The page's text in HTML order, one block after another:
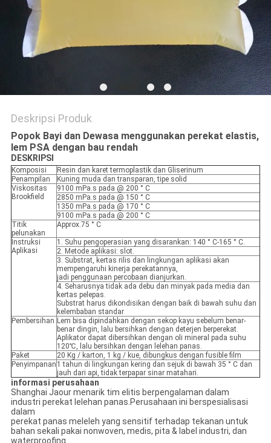
Deskripsi Produk
Popok Bayi dan Dewasa menggunakan perekat elastis,
lem PSA dengan bau rendah
DESKRIPSI
Komposisi
Resin dan karet termoplastik dan Gliserinum
Penampilan
Kuning muda dan transparan, tipe solid
Viskositas
Brookfield
9100 mPa.s pada @ 200 ° C
2850 mPa.s pada @ 150 ° C
1350 mPa.s pada @ 170 ° C
9100 mPa.s pada @ 200 ° C
Titik
pelunakan
Approx.75 ° C
Instruksi
Aplikasi
1. Suhu pengoperasian yang disarankan: 140 ° C-165 ° C.
2. Metode aplikasi: slot.
3. Substrat, kertas rilis dan lingkungan aplikasi akan
mempengaruhi kinerja perekatannya,
jadi penggunaan percobaan dianjurkan.
4. Seharusnya tidak ada debu dan minyak pada media dan
kertas pelepas.
Substrat harus dikondisikan dengan baik di bawah suhu dan
kelembaban standar
Pembersihan Lem bisa dipindahkan dengan sekop kayu sebelum benar-
benar dingin, lalu bersihkan dengan deterjen berperekat.
Aplikator dapat dibersihkan dengan oli mineral pada suhu
120℃, lalu bersihkan dengan lelehan panas.
Paket
20 Kg / karton, 1 kg / kue, dibungkus dengan fusible film
Penyimpanan 1 tahun di lingkungan kering dan sejuk di bawah 35 ° C dan
jauh dari api, tidak terpapar sinar matahari.
informasi perusahaan
Shanghai Jaour menarik tim elitis berpengalaman dalam
industri perekat lelehan panas.Perusahaan ini berspesialisasi
dalam
perekat panas meleleh yang sensitif terhadap tekanan untuk
bahan sekali pakai nonwoven, medis, pita & label industri, dan
waterproofing